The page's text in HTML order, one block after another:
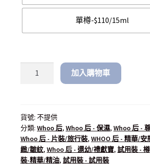
單樽-$110/15ml
加入購物車
貨號: 不提供
分類: Whoo 后, Whoo 后 - 保濕, Whoo 后 -
Whoo 后 - 片裝/旅行裝, WHOO 后 - 精華/安
緻/皺紋, Whoo 后 - 還幼/禮獻寶, 試用裝 -
裝-精華/精油, 試用裝 - 試用裝